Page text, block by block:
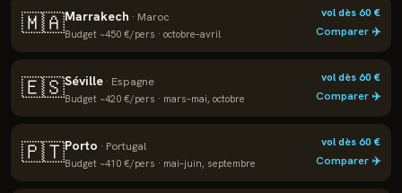
🇲🇦Marrakech · Maroc
Budget ~450 €/pers · octobre–avril
vol dès60€
Comparer ✈️
🇪🇸Séville · Espagne
Budget ~420 €/pers · mars–mai, octobre
vol dès60€
Comparer ✈️
🇵🇹Porto · Portugal
Budget ~410 €/pers · mai–juin, septembre
vol dès60€
Comparer ✈️